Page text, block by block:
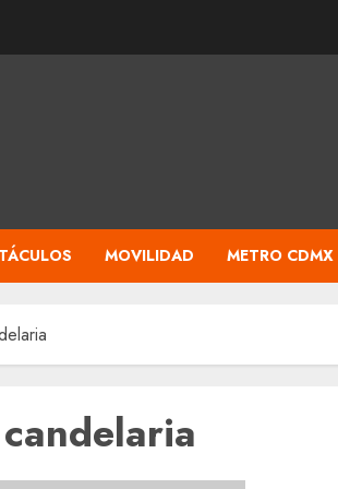
MOVILIDAD METRO CDMX